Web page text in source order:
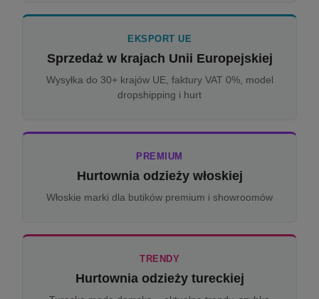
EKSPORT UE
Sprzedaż w krajach Unii Europejskiej
Wysyłka do 30+ krajów UE, faktury VAT 0%, model
dropshipping i hurt
PREMIUM
Hurtownia odzieży włoskiej
Włoskie marki dla butików premium i showroomów
TRENDY
Hurtownia odzieży tureckiej